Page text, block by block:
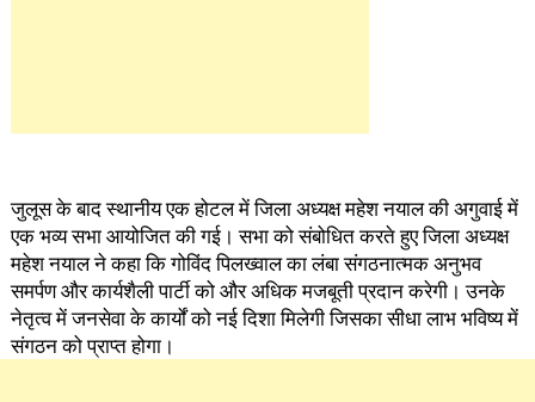
जुलूस के बाद स्थानीय एक होटल में जिला अध्यक्ष महेश नयाल की अगुवाई में
एक भव्य सभा आयोजित की गई। सभा को संबोधित करते हुए जिला अध्यक्ष
महेश नयाल ने कहा कि गोविंद पिलख्वाल का लंबा संगठनात्मक अनुभव
समर्पण और कार्यशैली पार्टी को और अधिक मजबूती प्रदान करेगी। उनके
नेतृत्व में जनसेवा के कार्यों को नई दिशा मिलेगी जिसका सीधा लाभ भविष्य में
संगठन को प्राप्त होगा।